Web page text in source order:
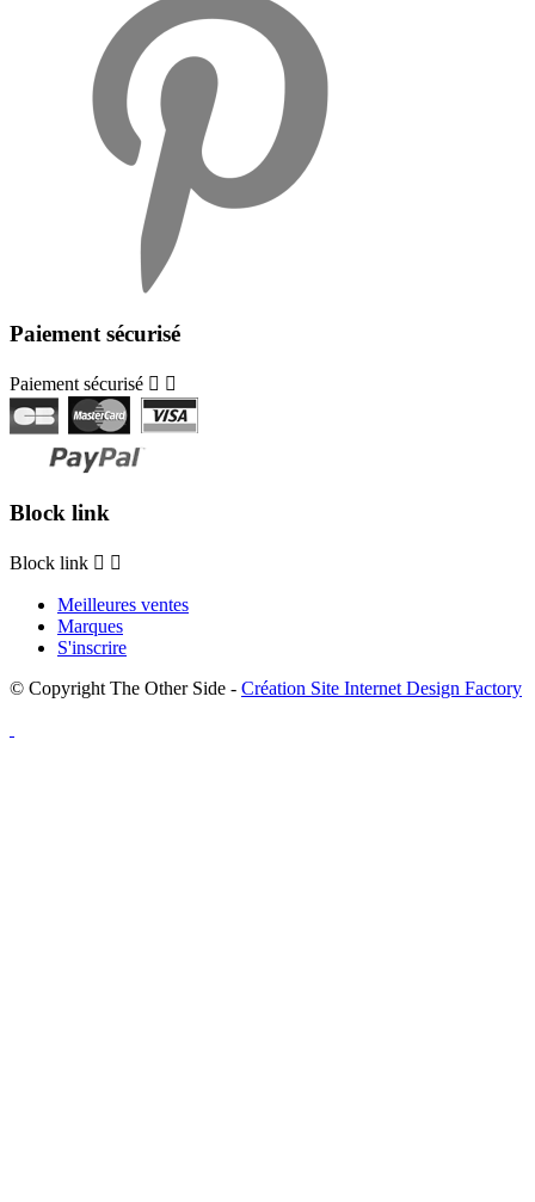
Paiement sécurisé
Paiement sécurisé  
Block link
Block link  
Meilleures ventes
Marques
S'inscrire
© Copyright The Other Side - Création Site Internet Design Factory